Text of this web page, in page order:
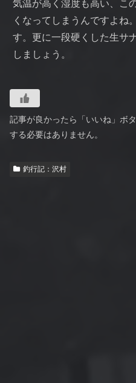
気温が高く湿度も高い、こ
くなってしまうんですよね
す。更に一段硬くした生サ
しましょう。
記事が良かったら「いいね」ボ
する必要はありません。
釣行記：沢村